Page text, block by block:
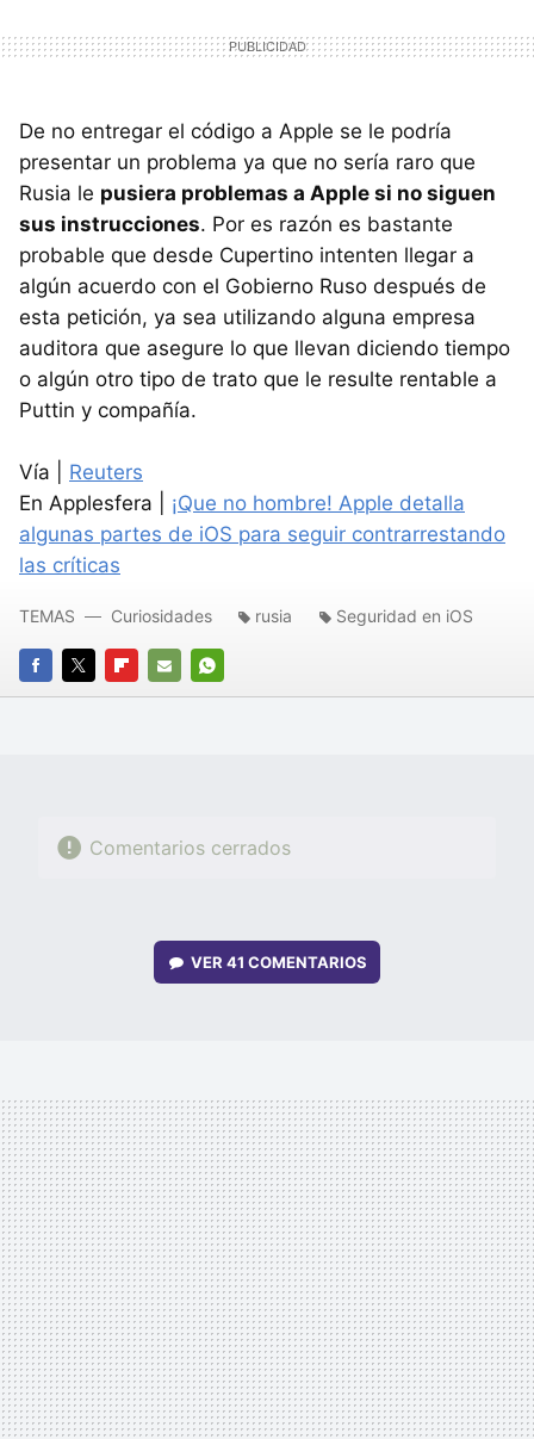
De no entregar el código a Apple se le podría
presentar un problema ya que no sería raro que
Rusia le pusiera problemas a Apple si no siguen
sus instrucciones. Por es razón es bastante
probable que desde Cupertino intenten llegar a
algún acuerdo con el Gobierno Ruso después de
esta petición, ya sea utilizando alguna empresa
auditora que asegure lo que llevan diciendo tiempo
o algún otro tipo de trato que le resulte rentable a
Puttin y compañía.
Vía | Reuters
En Applesfera | ¡Que no hombre! Apple detalla
algunas partes de iOS para seguir contrarrestando
las críticas
FACEBOOK
TWITTERFLIPBOARD
E-
WHATSAPP
TEMAS Curiosidades rusia Seguridad en iOS
Comentarios cerrados
VER 41 COMENTARIOS